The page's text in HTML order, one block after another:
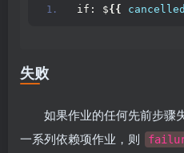
if: ${{ cancelled
失败
如果作业的任何先前步骤
一系列依赖项作业，则